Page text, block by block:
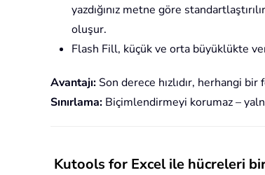
yazdığınız metne göre
oluşur.
Flash Fill, küçük ve orta büyüklükte
Avantajı: Son derece hızlıdır, herhangi
Sınırlama: Biçimlendirmeyi korumaz –
Kutools for Excel ile hücreleri